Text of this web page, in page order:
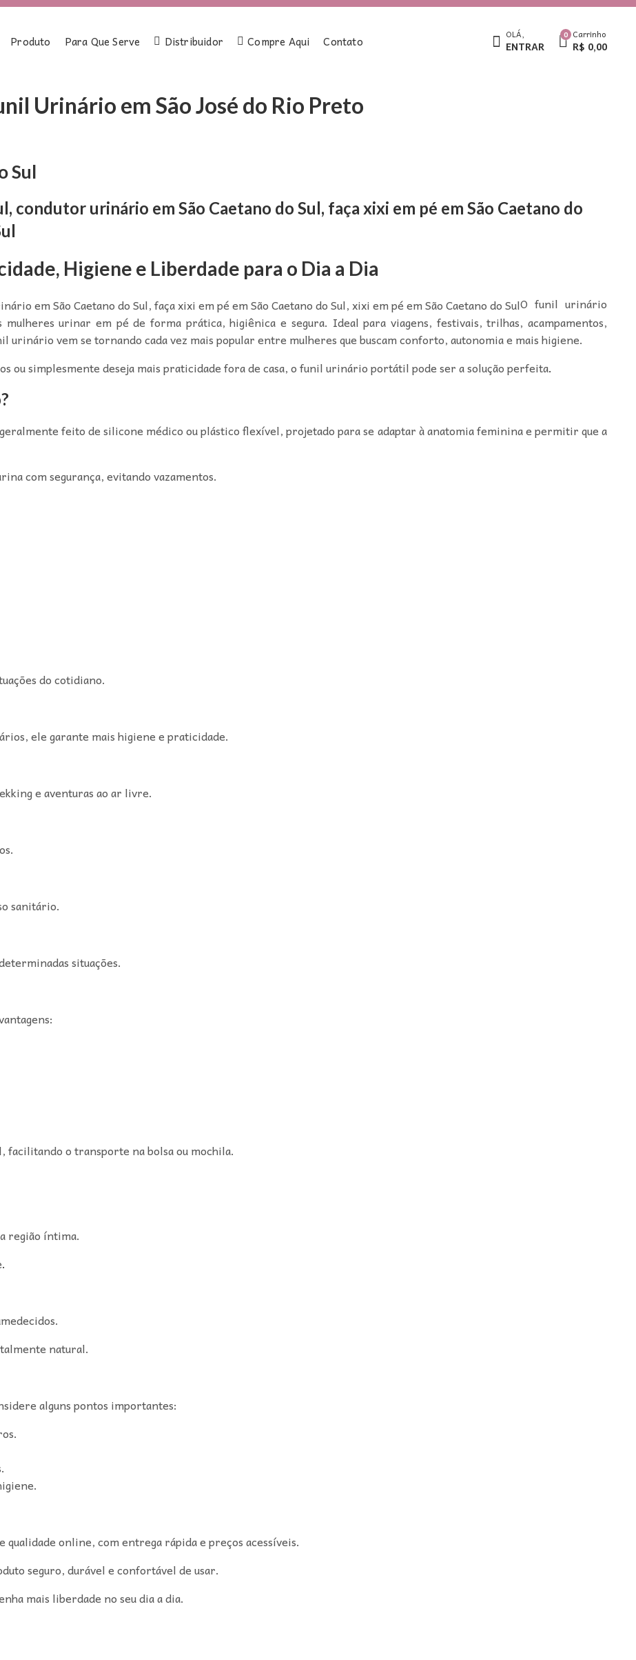
Produto Para Que Serve Distribuidor Compre Aqui Contato OLÁ,
ENTRAR
0 Carrinho
R$ 0,00
Urinário em São José do Rio Preto
Sul
condutor urinário em São Caetano do Sul, faça xixi em pé em São Caetano do
Higiene e Liberdade para o Dia a Dia
O funil urinário
urinar em pé de forma prática, higiênica e segura. Ideal para viagens, festivais, trilhas, acampamentos,
urinário vem se tornando cada vez mais popular entre mulheres que buscam conforto, autonomia e mais higiene.
ou simplesmente deseja mais praticidade fora de casa, o funil urinário portátil pode ser a solução perfeita.
feito de silicone médico ou plástico flexível, projetado para se adaptar à anatomia feminina e permitir que a
com segurança, evitando vazamentos.
do cotidiano.
ele garante mais higiene e praticidade.
e aventuras ao ar livre.
sanitário.
situações.
facilitando o transporte na bolsa ou mochila.
região íntima.
.
natural.
alguns pontos importantes:
online, com entrega rápida e preços acessíveis.
seguro, durável e confortável de usar.
mais liberdade no seu dia a dia.